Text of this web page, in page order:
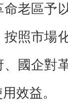
老區予
照市場
國企對
效益。